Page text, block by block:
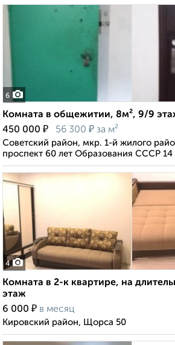
6
Комната в общежитии, 8м², 9/9
450 000 ₽ 56 300 ₽ за м²
Советский район, мкр. 1-й жилого
проспект 60 лет Образования СССР 14
4
Комната в 2-к квартире, на
этаж
6 000 ₽ в месяц
Кировский район, Щорса 50